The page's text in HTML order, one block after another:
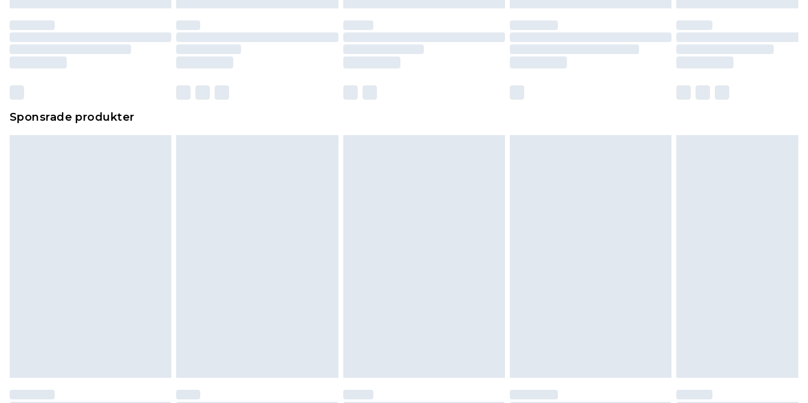
Sponsrade produkter